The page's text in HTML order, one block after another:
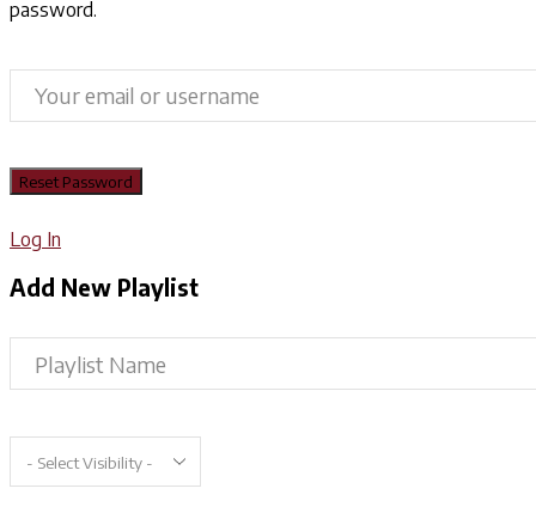
password.
Log In
Add New Playlist